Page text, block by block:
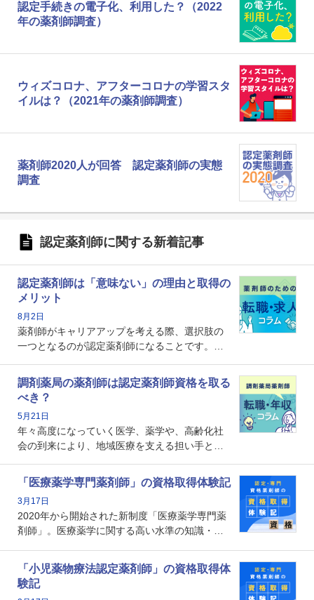
認定手続きの電子化、利用した？（2022
年の薬剤師調査）
ウィズコロナ、アフターコロナの学習スタ
イルは？（2021年の薬剤師調査）
薬剤師2020人が回答 認定薬剤師の実態
調査
認定薬剤師に関する新着記事
認定薬剤師は「意味ない」の理由と取得の
メリット
8月2日
薬剤師がキャリアアップを考える際、選択肢の
一つとなるのが認定薬剤師になることです。し
という声を聞いたことがあるかもしれません。
本記事では、認定薬剤師が「意味ない」といわ
れる理由や、取得するメリット、年収・キャリ
アへの影響を解説します。
調剤薬局の薬剤師は認定薬剤師資格を取る
べき？
5月21日
年々高度になっていく医学、薬学や、高齢化社
会の到来により、地域医療を支える担い手とし
で、重要度が増しているのが認定薬剤師という
資格です。認定薬剤師とはいったいどんな資格
なのでしょうか。それを取得するとどのような
メリットがあるのでしょうか。
「医療薬学専門薬剤師」の資格取得体験記
3月17日
2020年から開始された新制度「医療薬学専門薬
剤師」。医療薬学に関する高い水準の知識・技
剤師としての専門性を示す客観的な根拠の一つ
となります。取得要件は多岐に渡り、審査も複
数回ありますが、患者さんに対して一定の能力
「小児薬物療法認定薬剤師」の資格取得体
験記